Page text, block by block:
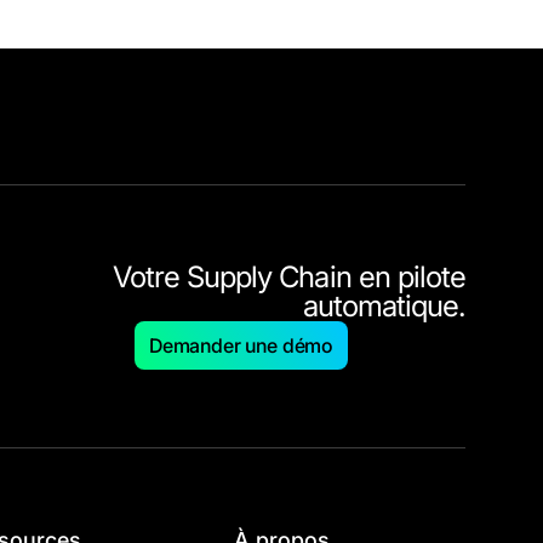
Votre Supply Chain en pilote
automatique.
Demander une démo